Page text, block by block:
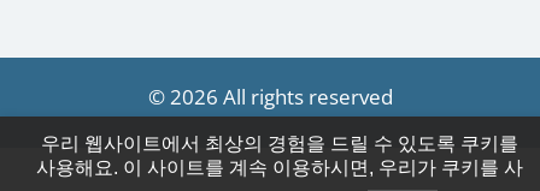
© 2026 All rights reserved
우리 웹사이트에서 최상의 경험을 드릴 수 있도록 쿠키를
사용해요. 이 사이트를 계속 이용하시면, 우리가 쿠키를 사